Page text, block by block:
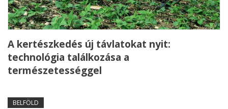
A kertészkedés új távlatokat nyit:
technológia találkozása a
természetességgel
BELFÖLD